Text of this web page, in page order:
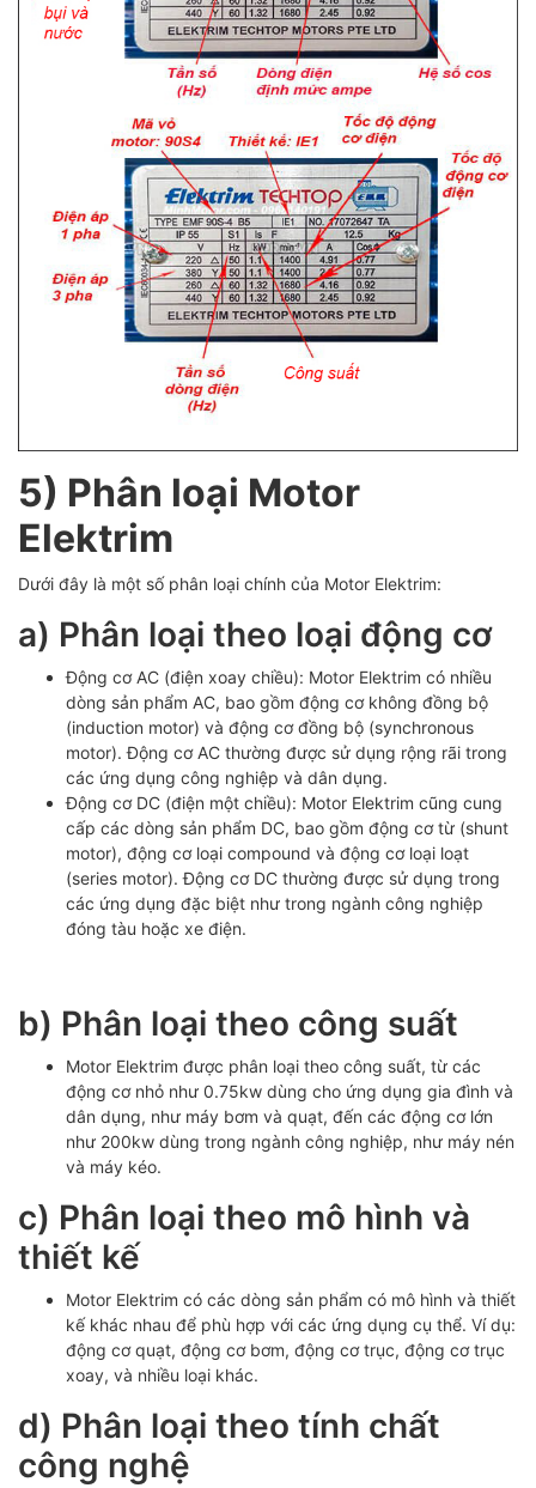
5) Phân loại Motor
Elektrim
Dưới đây là một số phân loại chính của Motor Elektrim:
a) Phân loại theo loại động cơ
Động cơ AC (điện xoay chiều): Motor Elektrim có nhiều
dòng sản phẩm AC, bao gồm động cơ không đồng bộ
(induction motor) và động cơ đồng bộ (synchronous
motor). Động cơ AC thường được sử dụng rộng rãi trong
các ứng dụng công nghiệp và dân dụng.
Động cơ DC (điện một chiều): Motor Elektrim cũng cung
cấp các dòng sản phẩm DC, bao gồm động cơ từ (shunt
motor), động cơ loại compound và động cơ loại loạt
(series motor). Động cơ DC thường được sử dụng trong
các ứng dụng đặc biệt như trong ngành công nghiệp
đóng tàu hoặc xe điện.
b) Phân loại theo công suất
Motor Elektrim được phân loại theo công suất, từ các
động cơ nhỏ như 0.75kw dùng cho ứng dụng gia đình và
dân dụng, như máy bơm và quạt, đến các động cơ lớn
như 200kw dùng trong ngành công nghiệp, như máy nén
và máy kéo.
c) Phân loại theo mô hình và
thiết kế
Motor Elektrim có các dòng sản phẩm có mô hình và thiết
kế khác nhau để phù hợp với các ứng dụng cụ thể. Ví dụ:
động cơ quạt, động cơ bơm, động cơ trục, động cơ trục
xoay, và nhiều loại khác.
d) Phân loại theo tính chất
công nghệ